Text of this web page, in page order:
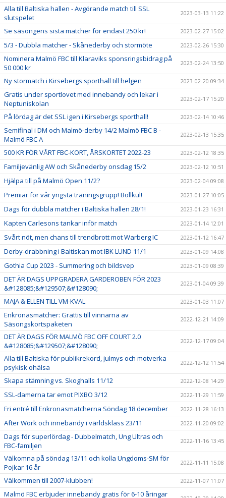
Alla till Baltiska hallen - Avgörande match till SSL
slutspelet
2023-03-13 11:22
Se säsongens sista matcher för endast 250 kr! 2023-02-27 15:02
5/3 - Dubbla matcher - Skånederby och stormöte 2023-02-26 15:30
Nominera Malmö FBC till Klaraviks sponsringsbidrag på
50 000 kr
2023-02-24 13:50
Ny stormatch i Kirsebergs sporthall till helgen 2023-02-20 09:34
Gratis under sportlovet med innebandy och lekar i
Neptuniskolan
2023-02-17 15:20
På lördag är det SSL igen i Kirsebergs sporthall! 2023-02-14 10:46
Semifinal i DM och Malmö-derby 14/2 Malmö FBC B -
Malmö FBC A
2023-02-13 15:35
500 KR FÖR VÅRT FBC-KORT, ÅRSKORTET 2022-23 2023-02-12 18:35
Familjevänlig AW och Skånederby onsdag 15/2 2023-02-12 10:51
Hjälpa till på Malmö Open 11/2? 2023-02-04 09:08
Premiär för vår yngsta träningsgrupp! Bollkul! 2023-01-27 10:05
Dags för dubbla matcher i Baltiska hallen 28/1! 2023-01-23 16:31
Kapten Carlesons tankar inför match 2023-01-14 12:01
Svårt nöt, men chans till trendbrott mot Warberg IC 2023-01-12 16:47
Derby-drabbning i Baltiskan mot IBK LUND 11/1 2023-01-09 14:08
Gothia Cup 2023 - Summering och bildsvep 2023-01-09 08:39
DET ÄR DAGS UPPGRADERA GARDEROBEN FÖR 2023
&#128085;&#129507;&#128090;
2023-01-04 09:39
MAJA & ELLEN TILL VM-KVAL 2023-01-03 11:07
Enkronasmatcher: Grattis till vinnarna av
Säsongskortspaketen
2022-12-21 14:09
DET ÄR DAGS FÖR MALMÖ FBC OFF COURT 2.0
&#128085;&#129507;&#128090;
2022-12-17 09:04
Alla till Baltiska för publikrekord, julmys och motverka
psykisk ohälsa
2022-12-12 11:54
Skapa stämning vs. Skoghalls 11/12 2022-12-08 14:29
SSL-damerna tar emot PIXBO 3/12 2022-11-29 11:59
Fri entré till Enkronasmatcherna Söndag 18 december 2022-11-28 16:13
After Work och innebandy i världsklass 23/11 2022-11-20 09:02
Dags för superlördag - Dubbelmatch, Ung Ultras och
FBC-familjen
2022-11-16 13:45
Välkomna på söndag 13/11 och kolla Ungdoms-SM för
Pojkar 16 år
2022-11-11 15:08
Välkommen till 2007-klubben! 2022-11-07 11:07
Malmö FBC erbjuder innebandy gratis för 6-10 åringar